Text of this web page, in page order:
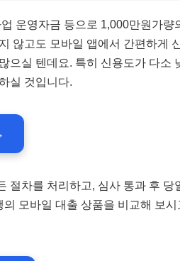
운영자금 등으로 1,000만원가
않고도 모바일 앱에서 간편하게
으실 텐데요. 특히 신용도가 다소
실 것입니다.
절차를 처리하고, 심사 통과 후
모바일 대출 상품을 비교해 보